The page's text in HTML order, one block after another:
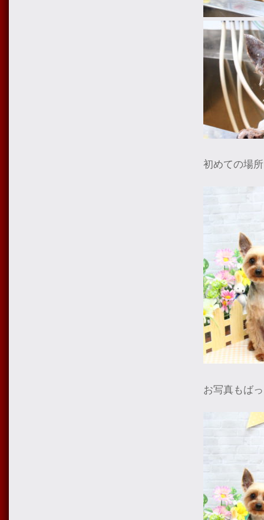
初めての場
お写真もば